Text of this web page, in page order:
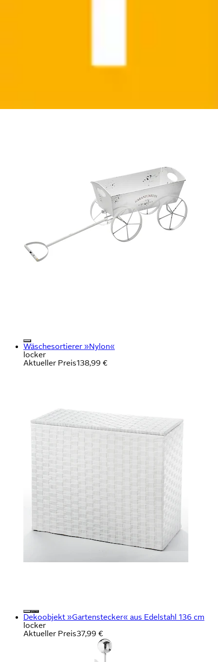
Wäschesortierer »Nylon«
locker
Aktueller Preis138,99 €
Dekoobjekt »Gartenstecker« aus Edelstahl 136 cm
locker
Aktueller Preis37,99 €